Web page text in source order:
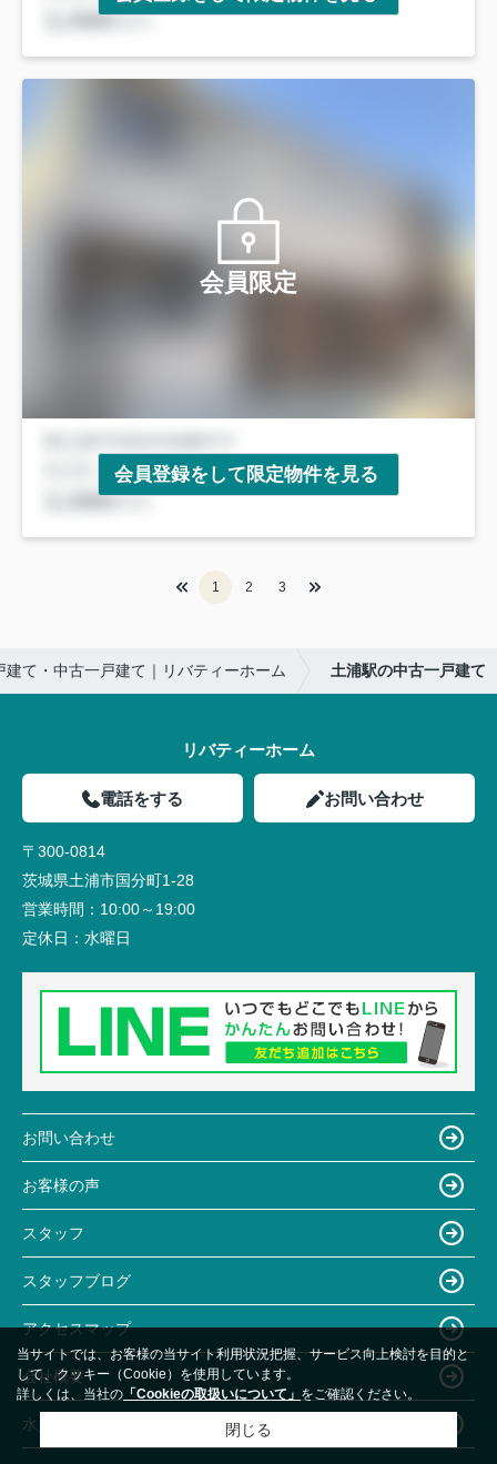
会員限定
会員登録をして限定物件を見る
1 2 3
建て・中古一戸建て｜リバティーホーム 土浦駅の中古一戸建て
リバティーホーム
電話をする お問い合わせ
〒300-0814
茨城県土浦市国分町1-28
営業時間： 10:00～19:00
定休日： 水曜日
お問い合わせ
お客様の声
スタッフ
スタッフブログ
アクセスマップ
会社概要
水戸市で不動産をお探しならリバティ―ホーム水戸店
当サイトでは、お客様の当サイト利用状況把握、サービス向上検討を目的と
して、クッキー（Cookie）を使用しています。
詳しくは、当社の 「Cookieの取扱いについて」 をご確認ください。
閉じる